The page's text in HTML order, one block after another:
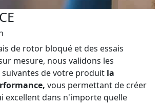
de rotor bloqué et des essais
mesure, nous validons les
de votre produit la
vous permettant de créer
excellent dans n'importe quelle